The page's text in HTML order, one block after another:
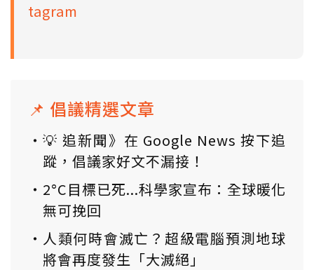
tagram
📌 倡議精選文章
💡 追新聞》在 Google News 按下追
蹤，倡議家好文不漏接！
2°C目標已死...科學家宣布：全球暖化
無可挽回
人類何時會滅亡？超級電腦預測地球
將會再度發生「大滅絕」